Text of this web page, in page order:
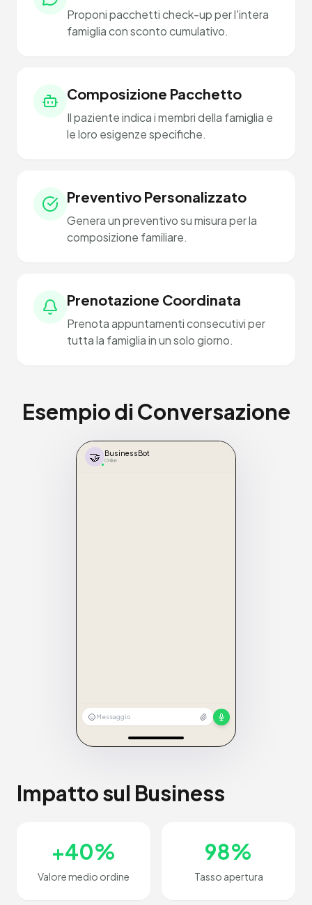
Proponi pacchetti check-up per l'intera
famiglia con sconto cumulativo.
Composizione Pacchetto
Il paziente indica i membri della famiglia e
le loro esigenze specifiche.
Preventivo Personalizzato
Genera un preventivo su misura per la
composizione familiare.
Prenotazione Coordinata
Prenota appuntamenti consecutivi per
tutta la famiglia in un solo giorno.
Esempio di Conversazione
🤝 BusinessBot
Online
Messaggio
Impatto sul Business
+40%
Valore medio ordine
98%
Tasso apertura